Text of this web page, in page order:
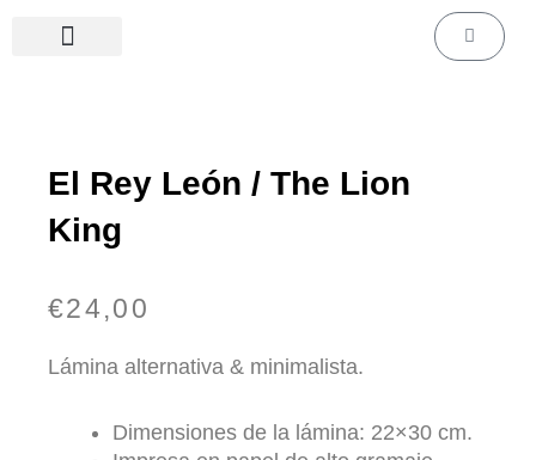
Carrito
El Rey León / The Lion
King
€24,00
Lámina alternativa & minimalista.
Dimensiones de la lámina: 22×30 cm.